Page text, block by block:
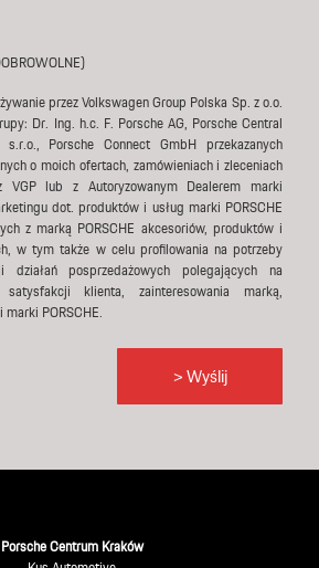
przez Volkswagen Group Polska Sp. z o.o.
Dr. Ing. h.c. F. Porsche AG, Porsche Central
Porsche Connect GmbH przekazanych
o moich ofertach, zamówieniach i zleceniach
lub z Autoryzowanym Dealerem marki
dot. produktów i usług marki PORSCHE
z marką PORSCHE akcesoriów, produktów i
w tym także w celu profilowania na potrzeby
działań posprzedażowych polegających na
klienta, zainteresowania marką,
PORSCHE.
Porsche Centrum Kraków